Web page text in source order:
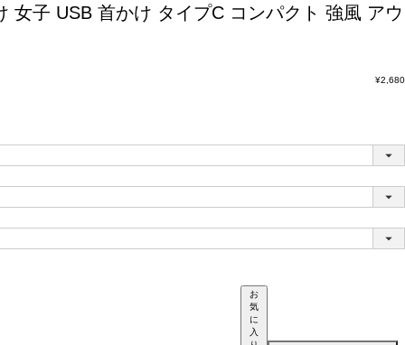
子 USB 首かけ タイプC コンパクト 強風 アウ
¥2,680
お
気
に
入